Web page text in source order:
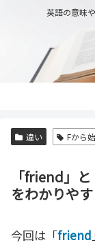
英語の意味
違い Fから
「friend」
をわかりや
今回は「friend